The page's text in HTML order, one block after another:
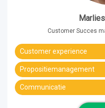
Customer Succes
Customer experience
Propositiemanagement
Communicatie